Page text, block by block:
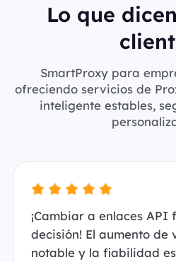
Lo que
SmartProxy para
ofreciendo servicios de
inteligente estables,
¡Cambiar a enlaces API
decisión! El aumento de
notable y la fiabilidad